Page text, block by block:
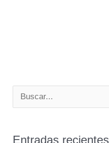
u
Entradas recientes